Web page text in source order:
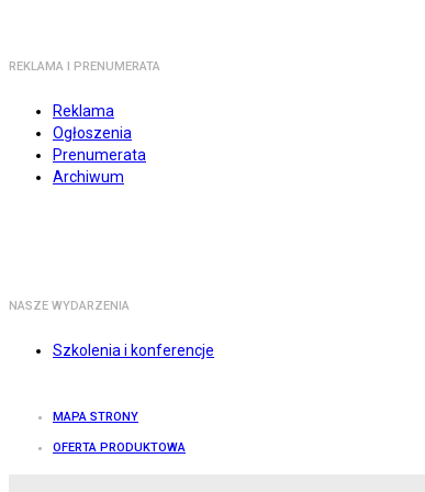
REKLAMA I PRENUMERATA
Reklama
Ogłoszenia
Prenumerata
Archiwum
NASZE WYDARZENIA
Szkolenia i konferencje
MAPA STRONY
OFERTA PRODUKTOWA